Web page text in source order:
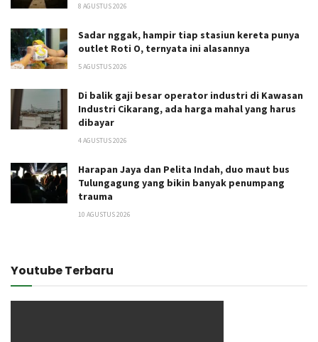
8 AGUSTUS 2026
Sadar nggak, hampir tiap stasiun kereta punya
outlet Roti O, ternyata ini alasannya
5 AGUSTUS 2026
Di balik gaji besar operator industri di Kawasan
Industri Cikarang, ada harga mahal yang harus
dibayar
4 AGUSTUS 2026
Harapan Jaya dan Pelita Indah, duo maut bus
Tulungagung yang bikin banyak penumpang
trauma
10 AGUSTUS 2026
Youtube Terbaru